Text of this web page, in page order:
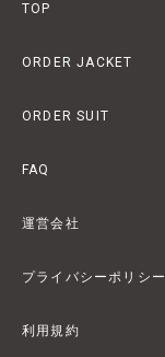
TOP
ORDER JACKET
ORDER SUIT
FAQ
運営会社
プライバシーポリシー
利用規約